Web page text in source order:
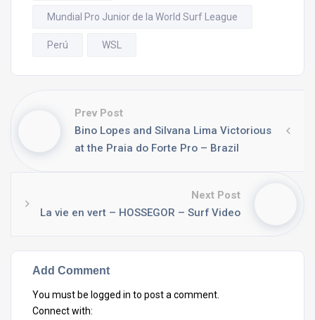
Mundial Pro Junior de la World Surf League
Perú WSL
Prev Post
Bino Lopes and Silvana Lima Victorious
at the Praia do Forte Pro – Brazil
Next Post
La vie en vert – HOSSEGOR – Surf Video
Add Comment
You must be logged in to post a comment.
Connect with: